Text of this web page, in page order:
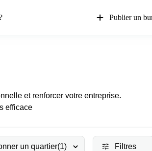
Publier un
et renforcer votre entreprise.
efficace
un quartier(1) Filtres